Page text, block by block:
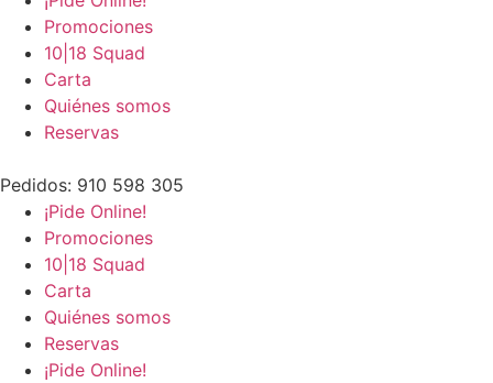
Promociones
10|18 Squad
Carta
Quiénes somos
Reservas
Pedidos: 910 598 305
¡Pide Online!
Promociones
10|18 Squad
Carta
Quiénes somos
Reservas
¡Pide Online!